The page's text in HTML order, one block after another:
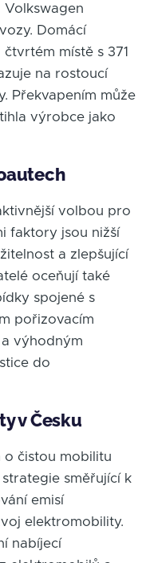
Volkswagen
Domácí
místě s 371
na rostoucí
Překvapením může
výrobce jako
volbou pro
faktory jsou nižší
a zlepšující
oceňují také
spojené s
pořizovacím
výhodným
do
v Česku
o čistou mobilitu
směřující k
emisí
elektromobility.
nabíjecí